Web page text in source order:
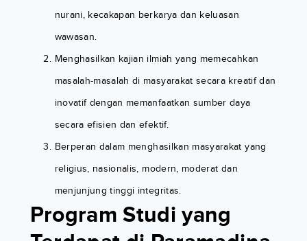
nurani, kecakapan berkarya dan keluasan
wawasan.
Menghasilkan kajian ilmiah yang memecahkan
masalah-masalah di masyarakat secara kreatif dan
inovatif dengan memanfaatkan sumber daya
secara efisien dan efektif.
Berperan dalam menghasilkan masyarakat yang
religius, nasionalis, modern, moderat dan
menjunjung tinggi integritas.
Program Studi yang